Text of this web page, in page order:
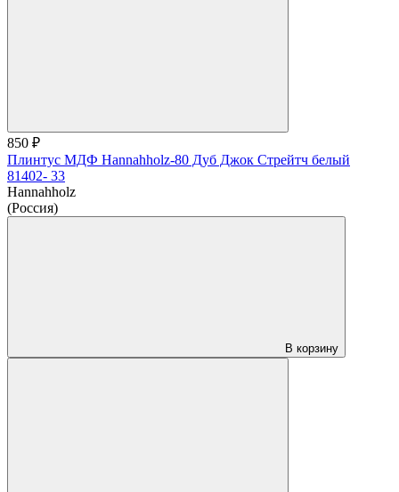
850 ₽
Плинтус МДФ Hannahholz-80 Дуб Джок Стрейтч белый
81402- 33
Hannahholz
(Россия)
В корзину